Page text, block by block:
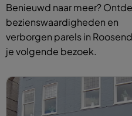
Benieuwd naar meer?
bezienswaardigheden en
verborgen parels in
je volgende bezoek.